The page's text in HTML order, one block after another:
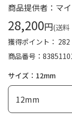
商品提供者：マ
28,200円(送料
獲得ポイント：
商品番号
サイズ：12mm